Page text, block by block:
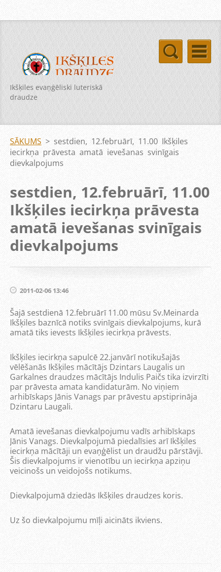
Ikšķiles evaņģēliski luteriskā
draudze
SĀKUMS > sestdien, 12.februārī, 11.00 Ikšķiles
iecirkņa prāvesta amatā ievešanas svinīgais
dievkalpojums
sestdien, 12.februārī, 11.00
Ikšķiles iecirkņa prāvesta
amatā ievešanas svinīgais
dievkalpojums
2011-02-06 13:46
Šajā sestdienā 12.februārī 11.00 mūsu Sv.Meinarda
Ikšķiles baznīcā notiks svinīgais dievkalpojums, kurā
amatā tiks ievests Ikšķiles iecirkņa prāvests.
Ikšķiles iecirkņa sapulcē 22.janvārī notikušajās
vēlēšanās Ikšķiles mācītājs Dzintars Laugalis un
Garkalnes draudzes mācītājs Indulis Paičs tika izvirzīti
par prāvesta amata kandidaturām. No viņiem
arhibīskaps Jānis Vanags par prāvestu apstiprināja
Dzintaru Laugali.
Amatā ievešanas dievkalpojumu vadīs arhibīskaps
Jānis Vanags. Dievkalpojumā piedalīsies arī Ikšķiles
iecirkņa mācītāji un evaņģēlist un draudžu pārstāvji.
Šis dievkalpojums ir vienotību un iecirkņa apziņu
veicinošs un veidojošs notikums.
Dievkalpojumā dziedās Ikšķiles draudzes koris.
Uz šo dievkalpojumu mīļi aicināts ikviens.